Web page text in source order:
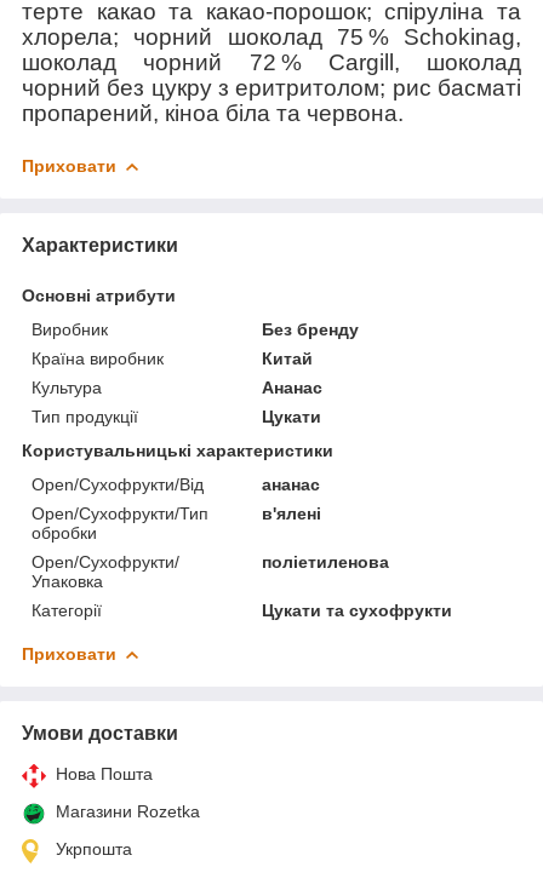
терте какао та какао-порошок; спіруліна та
хлорела; чорний шоколад 75 % Schokinag,
шоколад чорний 72 % Cargill, шоколад
чорний без цукру з еритритолом; рис басматі
пропарений, кіноа біла та червона.
Приховати
Характеристики
Основні атрибути
Виробник
Без бренду
Країна виробник
Китай
Культура
Ананас
Тип продукції
Цукати
Користувальницькі характеристики
Open/Сухофрукти/Від
ананас
Open/Сухофрукти/Тип
обробки
в'ялені
Open/Сухофрукти/
Упаковка
поліетиленова
Категорії Цукати та сухофрукти
Приховати
Умови доставки
Нова Пошта
Магазини Rozetka
Укрпошта